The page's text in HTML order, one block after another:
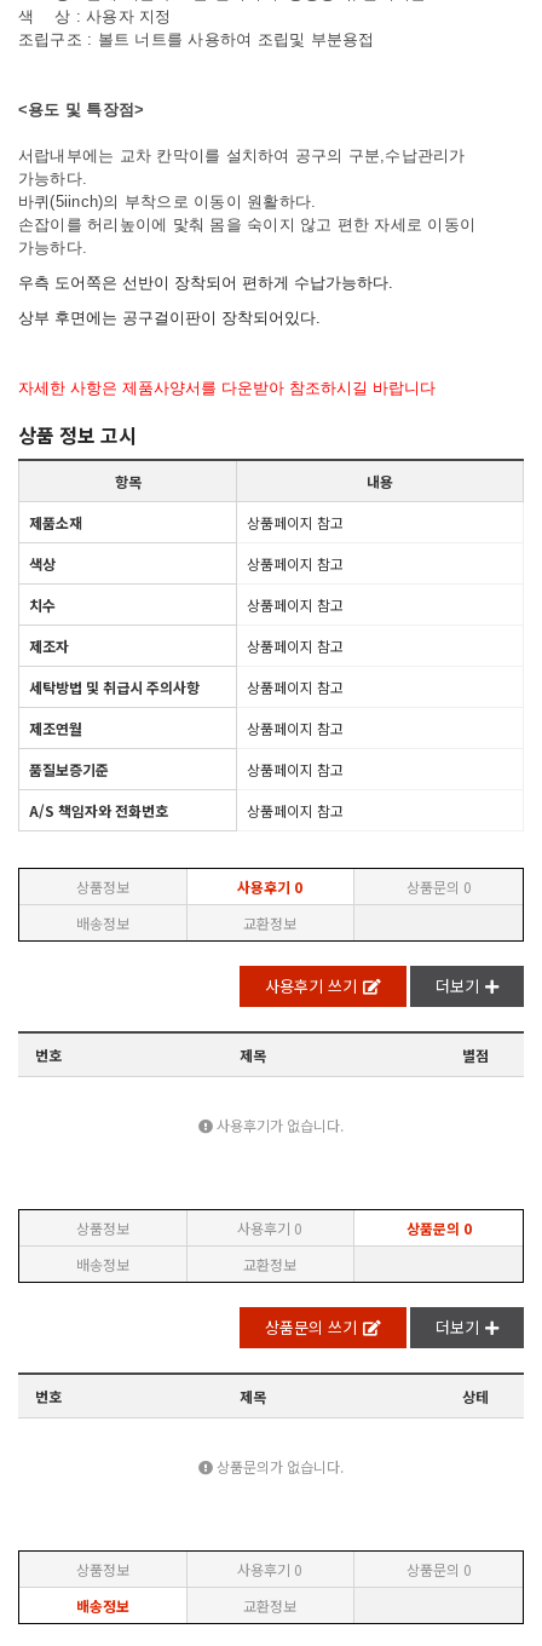
색 상 : 사용자 지정
조립구조 : 볼트 너트를 사용하여 조립및 부분용접
<용도 및 특장점>
서랍내부에는 교차 칸막이를 설치하여 공구의 구분,수납관리가
가능하다.
바퀴(5iinch)의 부착으로 이동이 원활하다.
손잡이를 허리높이에 맟춰 몸을 숙이지 않고 편한 자세로 이동이
가능하다.
우측 도어쪽은 선반이 장착되어 편하게 수납가능하다.
상부 후면에는 공구걸이판이 장착되어있다.
자세한 사항은 제품사양서를 다운받아 참조하시길 바랍니다
상품 정보 고시
항목
내용
제품소재
상품페이지 참고
색상
상품페이지 참고
치수
상품페이지 참고
제조자
상품페이지 참고
세탁방법 및 취급시 주의사항
상품페이지 참고
제조연월
상품페이지 참고
품질보증기준
상품페이지 참고
A/S 책임자와 전화번호
상품페이지 참고
상품정보 사용후기 0 상품문의 0
배송정보
교환정보
사용후기 쓰기 더보기
번호 제목 별점
사용후기가 없습니다.
상품정보 사용후기 0 상품문의 0
배송정보
교환정보
상품문의 쓰기 더보기
번호 제목 상테
상품문의가 없습니다.
상품정보 사용후기 0 상품문의 0
배송정보
교환정보